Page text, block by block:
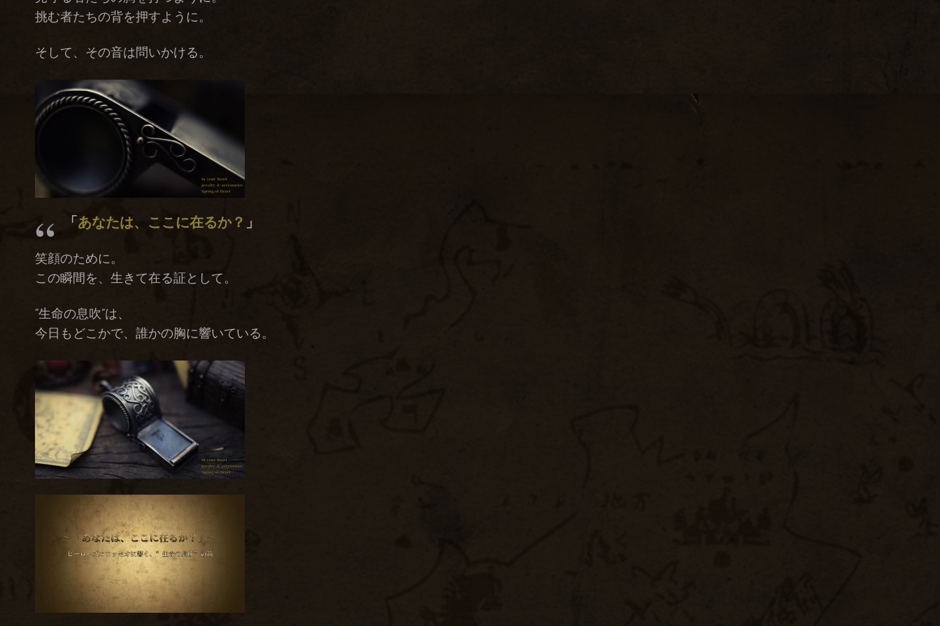
挑む者たちの背を押すように。
そして、その音は問いかける。
「 あなたは、ここに在るか？ 」
笑顔のために。
この瞬間を、生きて在る証として。
“生命の息吹”は、
今日もどこかで、誰かの胸に響いている。